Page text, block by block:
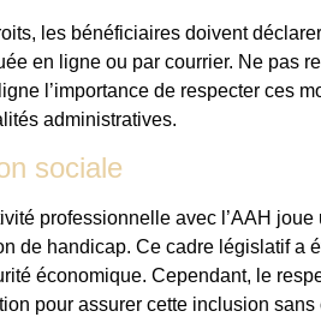
les bénéficiaires doivent
en ligne ou par courrier. Ne pas
l’importance de respecter ces
administratives.
sociale
professionnelle avec l’AAH
de handicap. Ce cadre législatif a
économique. Cependant, le
pour assurer cette inclusion